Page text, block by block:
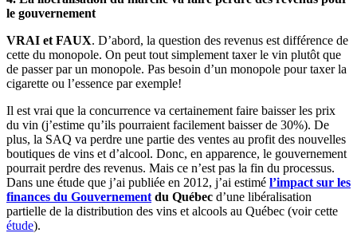
le gouvernement
VRAI et FAUX. D’abord, la question des revenus est différence de
cette du monopole. On peut tout simplement taxer le vin plutôt que
de passer par un monopole. Pas besoin d’un monopole pour taxer la
cigarette ou l’essence par exemple!
Il est vrai que la concurrence va certainement faire baisser les prix
du vin (j’estime qu’ils pourraient facilement baisser de 30%). De
plus, la SAQ va perdre une partie des ventes au profit des nouvelles
boutiques de vins et d’alcool. Donc, en apparence, le gouvernement
pourrait perdre des revenus. Mais ce n’est pas la fin du processus.
Dans une étude que j’ai publiée en 2012, j’ai estimé l’impact sur les
finances du Gouvernement du Québec d’une libéralisation
partielle de la distribution des vins et alcools au Québec (voir cette
étude).